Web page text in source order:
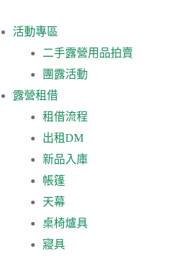
活動專區
二手露營用品拍賣
團露活動
露營租借
租借流程
出租DM
新品入庫
帳篷
天幕
桌椅爐具
寢具